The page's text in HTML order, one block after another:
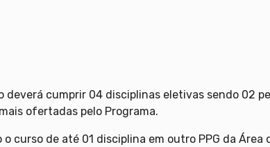
cumprir 04 disciplinas eletivas sendo 02
ofertadas pelo Programa.
curso de até 01 disciplina em outro PPG da